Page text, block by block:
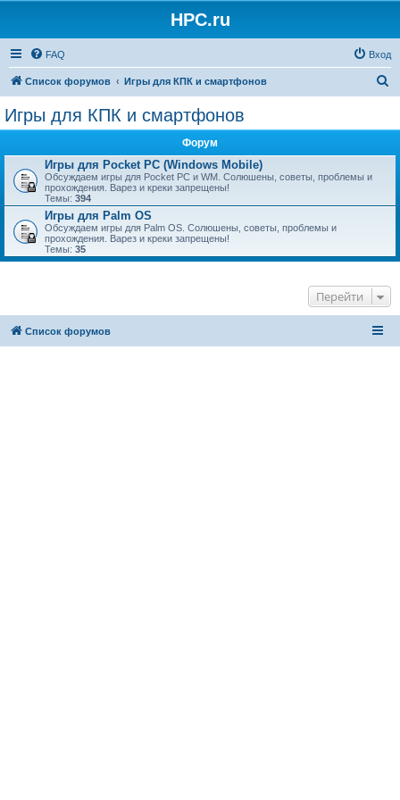
HPC.ru
FAQ Вход
Список форумов Игры для КПК и смартфонов
Игры для КПК и смартфонов
Форум
Игры для Pocket PC (Windows Mobile)
Обсуждаем игры для Pocket PC и WM. Солюшены, советы, проблемы и
прохождения. Варез и креки запрещены!
Темы: 394
Игры для Palm OS
Обсуждаем игры для Palm OS. Солюшены, советы, проблемы и
прохождения. Варез и креки запрещены!
Темы: 35
Перейти
Список форумов